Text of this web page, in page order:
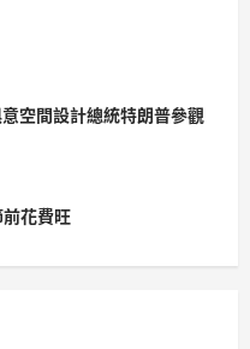
空間設計總統特朗普參觀
花費旺